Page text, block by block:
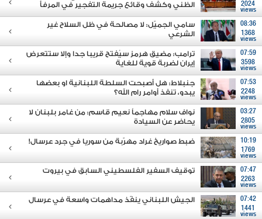
2024
views
الظني وكشف وقائع جريمة التفجير في المرفأ
08:36
1368
views
سامي الجميّل: لا مصالحة في ظل السلاح غير
الشرعي
07:59
3598
views
ترامب: مضيق هرمز سيُفتح قريبا جدا وإلا ستتعرض
إيران لضربة قوية للغاية
07:53
2248
views
جنبلاط: هل أصبحت السلطة اللبنانية او بعضها
يبدو، تنفذ أوامر رام الله؟
03:27
2805
views
نواف سلام مهاجماً نعيم قاسم: من غامر بلبنان لا
يحاضر عن السيادة
10:19
1769
views
ضبط صواريخ غراد مهرّبة من سوريا في جرد عرسال!
07:47
2263
views
توقيف السفير الفلسطيني السابق في بيروت
07:42
1441
views
الجيش اللبناني ينفّذ مداهمات واسعة في عرسال